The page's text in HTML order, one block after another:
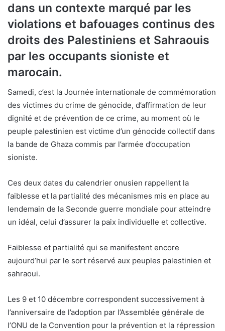
dans un contexte marqué par les
violations et bafouages continus des
droits des Palestiniens et Sahraouis
par les occupants sioniste et
marocain.
Samedi, c’est la Journée internationale de commémoration
des victimes du crime de génocide, d’affirmation de leur
dignité et de prévention de ce crime, au moment où le
peuple palestinien est victime d’un génocide collectif dans
la bande de Ghaza commis par l’armée d’occupation
sioniste.
Ces deux dates du calendrier onusien rappellent la
faiblesse et la partialité des mécanismes mis en place au
lendemain de la Seconde guerre mondiale pour atteindre
un idéal, celui d’assurer la paix individuelle et collective.
Faiblesse et partialité qui se manifestent encore
aujourd’hui par le sort réservé aux peuples palestinien et
sahraoui.
Les 9 et 10 décembre correspondent successivement à
l’anniversaire de l’adoption par l’Assemblée générale de
l’ONU de la Convention pour la prévention et la répression